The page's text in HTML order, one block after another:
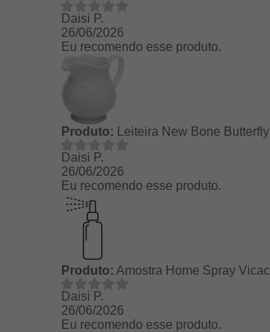
Daisi P.
26/06/2026
Eu recomendo esse produto.
Produto: Leiteira New Bone
Daisi P.
26/06/2026
Eu recomendo esse produto.
Produto: Amostra Home Spray
Daisi P.
26/06/2026
Eu recomendo esse produto.